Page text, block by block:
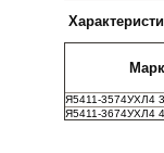
Я5411-3574УХЛ4
Я5411-3674УХЛ4